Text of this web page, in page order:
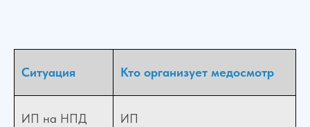
Ситуация Кто организует медосмотр
ИП на НПД
ИП